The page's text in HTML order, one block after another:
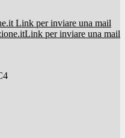
Link per inviare una mail
Link per inviare una mail